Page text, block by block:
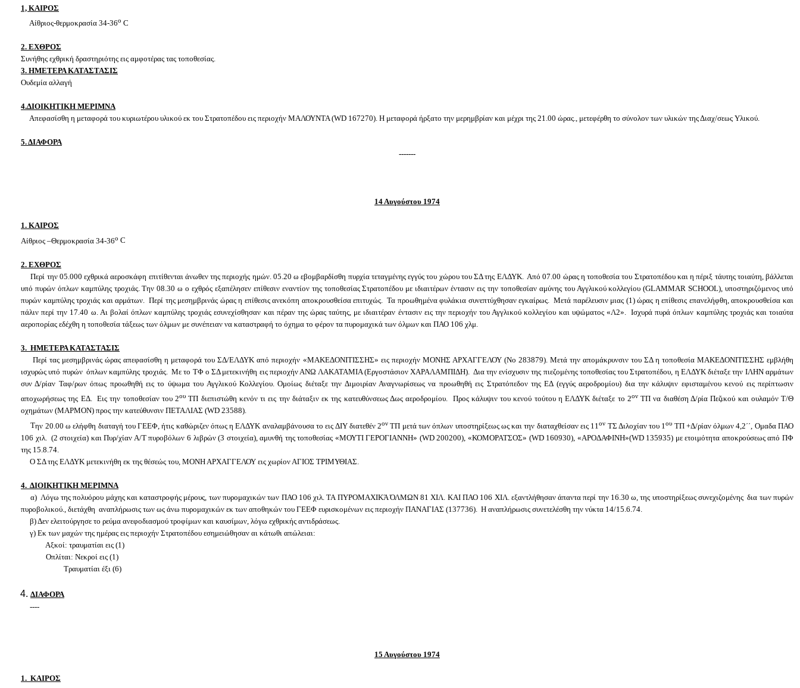
1, ΚΑΙΡΟΣ
Αίθριος-θερμοκρασία 34-36ο C
2. ΕΧΘΡΟΣ
Συνήθης εχθρική δραστηριότης εις αμφοτέρας τας τοποθεσίας.
3. ΗΜΕΤΕΡΑ ΚΑΤΑΣΤΑΣΙΣ
Ουδεμία αλλαγή
4.ΔΙΟΙΚΗΤΙΚΗ ΜΕΡΙΜΝΑ
Απεφασίσθη η μεταφορά του κυριωτέρου υλικού εκ του Στρατοπέδου εις περιοχήν ΜΑΛΟΥΝΤΑ (WD 167270). H μεταφορά ήρξατο την μερημβρίαν και μέχρι της 21.00 ώρας., μετεφέρθη το σύνολον των υλικών της Διαχ/σεως Υλικού.
5. ΔΙΑΦΟΡΑ
-------
14 Αυγούστου 1974
1. ΚΑΙΡΟΣ
Αίθριος –Θερμοκρασία 34-36ο C
2. EΧΘΡΟΣ
Περί την 05.000 εχθρικά αεροσκάφη επιτίθενται άνωθεν της περιοχής ημών. 05.20 ω εβομβαρδίσθη πυρχία τεταγμένης εγγύς του χώρου του ΣΔ της ΕΛΔΥΚ. Από 07.00 ώρας η τοποθεσία του Στρατοπέδου και η πέριξ τάυτης τοιαύτη, βάλλεται
υπό πυρών όπλων καμπύλης τροχιάς. Την 08.30 ω ο εχθρός εξαπέλησεν επίθεσιν εναντίον της τοποθεσίας Στρατοπέδου με ιδιαιτέρων έντασιν εις την τοποθεσίαν αμύνης του Αγγλικού κολλεγίου (GLAMMAR SCHOOL), υποστηριζόμενος υπό
πυρών καμπύλης τροχιάς και αρμάτων. Περί της μεσημβρινάς ώρας η επίθεσις ανεκόπη αποκρουσθείσα επιτυχώς. Τα προωθημένα φυλάκια συνεπτύχθησαν εγκαίρως. Μετά παρέλευσιν μιας (1) ώρας η επίθεσις επανελήφθη, αποκρουσθείσα και
πάλιν περί την 17.40 ω. Αι βολαί όπλων καμπύλης τροχιάς εσυνεχίσθησαν και πέραν της ώρας ταύτης, με ιδιαιτέραν έντασιν εις την περιοχήν του Αγγλικού κολλεγίου και υψώματος «Λ2». Ισχυρά πυρά όπλων καμπύλης τροχιάς και τοιαύτα
αεροπορίας εδέχθη η τοποθεσία τάξεως των όλμων με συνέπειαν να καταστραφή το όχημα το φέρον τα πυρομαχικά των όλμων και ΠΑΟ 106 χλμ.
3. ΗΜΕΤΕΡΑ ΚΑΤΑΣΤΑΣΙΣ
Περί τας μεσημβρινάς ώρας απεφασίσθη η μεταφορά του ΣΔ/ΕΛΔΥΚ από περιοχήν «ΜΑΚΕΔΟΝΙΤΙΣΣΗΣ» εις περιοχήν ΜΟΝΗΣ ΑΡΧΑΓΓΕΛΟΥ (Νο 283879). Μετά την απομάκρυνσιν του ΣΔ η τοποθεσία ΜΑΚΕΔΟΝΙΤΙΣΣΗΣ εμβλήθη
ισχυρώς υπό πυρών όπλων καμπύλης τροχιάς. Με το ΤΦ ο ΣΔ μετεκινήθη εις περιοχήν ΑΝΩ ΛΑΚΑΤΑΜΙΑ (Εργοστάσιον ΧΑΡΑΛΑΜΠΙΔΗ). Δια την ενίσχυσιν της πιεζομένης τοποθεσίας του Στρατοπέδου, η ΕΛΔΥΚ διέταξε την ΙΛΗΝ αρμάτων
συν Δ/ρίαν Ταφ/ρων όπως προωθηθή εις το ύψωμα του Αγγλικού Κολλεγίου. Ομοίως διέταξε την Διμοιρίαν Αναγνωρίσεως να προωθηθή εις Στρατόπεδον της ΕΔ (εγγύς αεροδρομίου) δια την κάλυψιν εφισταμένου κενού εις περίπτωσιν
αποχωρήσεως της ΕΔ. Εις την τοποθεσίαν του 2ου ΤΠ διεπιστώθη κενόν τι εις την διάταξιν εκ της κατευθύνσεως Δως αεροδρομίου. Προς κάλυψιν του κενού τούτου η ΕΛΔΥΚ διέταξε το 2ονΤΠ να διαθέση Δ/ρία Πεζικού και ουλαμόν Τ/Θ
οχημάτων (ΜΑΡΜΟΝ) προς την κατεύθυνσιν ΠΕΤΑΛΙΑΣ (WD 23588).
Tην 20.00 ω ελήφθη διαταγή του ΓΕΕΦ, ήτις καθώριζεν όπως η ΕΛΔΥΚ αναλαμβάνουσα το εις ΔΙΥ διατεθέν 2ον ΤΠ μετά των όπλων υποστηρίξεως ως και την διαταχθείσαν εις 11ον ΤΣ Διλοχίαν του 1ου ΤΠ +Δ/ρίαν όλμων 4,2΄΄, Ομαδα ΠΑΟ
106 χιλ. (2 στοιχεία) και Πυρ/χίαν Α/Τ πυροβόλων 6 λιβρών (3 στοιχεία), αμυνθή της τοποθεσίας «ΜΟΥΤΙ ΓΕΡΟΓΙΑΝΝΗ» (WD200200), «ΚΟΜΟΡΑΤΣΟΣ» (WD160930), «ΑΡΟΔΑΦΙΝΗ»(WD135935) με ετοιμότητα αποκρούσεως από ΠΦ
της 15.8.74.
Ο ΣΔ της ΕΛΔΥΚ μετεκινήθη εκ της θέσεώς του, ΜΟΝΗ ΑΡΧΑΓΓΕΛΟΥ εις χωρίον ΑΓΙΟΣ ΤΡΙΜΥΘΙΑΣ.
4. ΔΙΟΙΚΗΤΙΚΗ ΜΕΡΙΜΝΑ
α) Λόγω της πολυόρου μάχης και καταστροφής μέρους, των πυρομαχικών των ΠΑΟ 106 χιλ. ΤΑ ΠΥΡΟΜΑΧΙΚΆ ΌΛΜΩΝ 81 ΧΙΛ. ΚΑΙ ΠΑΟ 106 ΧΙΛ. εξαντλήθησαν άπαντα περί την 16.30 ω, της υποστηρίξεως συνεχιζομένης δια των πυρών
πυροβολικού., διετάχθη αναπλήρωσις των ως άνω πυρομαχικών εκ των αποθηκών του ΓΕΕΦ ευρισκομένων εις περιοχήν ΠΑΝΑΓΙΑΣ (137736). Η αναπλήρωσις συνετελέσθη την νύκτα 14/15.6.74.
β) Δεν ελειτούργησε το ρεύμα ανεφοδιασμού τροφίμων και καυσίμων, λόγω εχθρικής αντιδράσεως.
γ) Εκ των μαχών της ημέρας εις περιοχήν Στρατοπέδου εσημειώθησαν αι κάτωθι απώλειαι:
Αξκοί: τραυματίαι εις (1)
Οπλίται: Νεκροί εις (1)
Τραυματίαι έξι (6)
ΔΙΑΦΟΡΑ
----
15 Αυγούστου 1974
1. ΚΑΙΡΟΣ